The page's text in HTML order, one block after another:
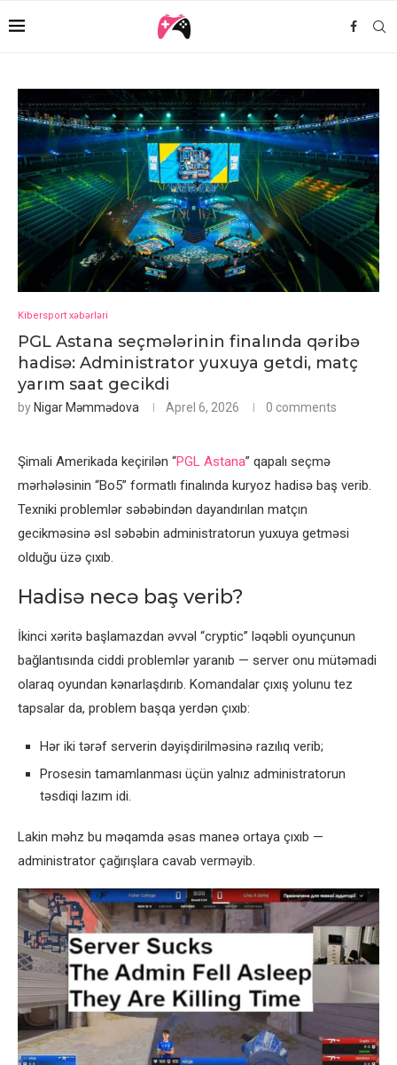
Kibersport xəbərləri
PGL Astana seçmələrinin finalında qəribə
hadisə: Administrator yuxuya getdi, matç
yarım saat gecikdi
by Nigar Məmmədova Aprel 6, 2026 0 comments
Şimali Amerikada keçirilən “PGL Astana” qapalı seçmə
mərhələsinin “Bo5” formatlı finalında kuryoz hadisə baş verib.
Texniki problemlər səbəbindən dayandırılan matçın
gecikməsinə əsl səbəbin administratorun yuxuya getməsi
olduğu üzə çıxıb.
Hadisə necə baş verib?
İkinci xəritə başlamazdan əvvəl “cryptic” ləqəbli oyunçunun
bağlantısında ciddi problemlər yaranıb — server onu mütəmadi
olaraq oyundan kənarlaşdırıb. Komandalar çıxış yolunu tez
tapsalar da, problem başqa yerdən çıxıb:
Hər iki tərəf serverin dəyişdirilməsinə razılıq verib;
Prosesin tamamlanması üçün yalnız administratorun
təsdiqi lazım idi.
Lakin məhz bu məqamda əsas maneə ortaya çıxıb —
administrator çağırışlara cavab verməyib.